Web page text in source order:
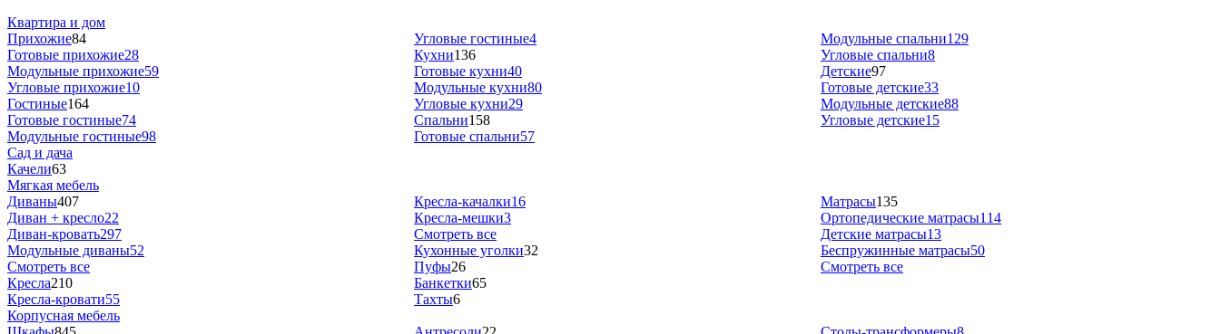
Квартира и дом
Прихожие84
Готовые прихожие28
Модульные прихожие59
Угловые прихожие10
Гостиные164
Готовые гостиные74
Модульные гостиные98
Угловые гостиные4
Кухни136
Готовые кухни40
Модульные кухни80
Угловые кухни29
Спальни158
Готовые спальни57
Модульные спальни129
Угловые спальни8
Детские97
Готовые детские33
Модульные детские88
Угловые детские15
Сад и дача
Качели63
Мягкая мебель
Диваны407
Диван + кресло22
Диван-кровать297
Модульные диваны52
Смотреть все
Кресла210
Кресла-кровати55
Кресла-качалки16
Кресла-мешки3
Смотреть все
Кухонные уголки32
Пуфы26
Банкетки65
Тахты6
Матрасы135
Ортопедические матрасы114
Детские матрасы13
Беспружинные матрасы50
Смотреть все
Корпусная мебель